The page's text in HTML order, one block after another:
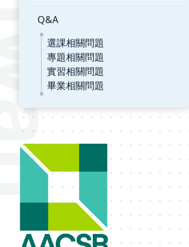
Q&A
選課相關問題
專題相關問題
實習相關問題
畢業相關問題